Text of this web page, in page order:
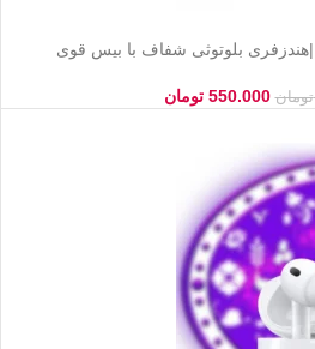
تومان 550.000 تومان